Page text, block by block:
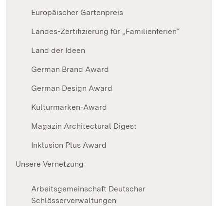
Europäischer Gartenpreis
Landes-Zertifizierung für „Familienferien“
Land der Ideen
German Brand Award
German Design Award
Kulturmarken-Award
Magazin Architectural Digest
Inklusion Plus Award
Unsere Vernetzung
Arbeitsgemeinschaft Deutscher
Schlösserverwaltungen